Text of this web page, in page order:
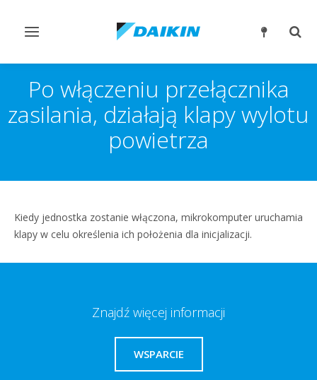
Przełącz
Po włączeniu przełącznika
zasilania, działają klapy wylotu
powietrza
Kiedy jednostka zostanie włączona, mikrokomputer uruchamia
klapy w celu określenia ich położenia dla inicjalizacji.
Znajdź więcej informacji
WSPARCIE